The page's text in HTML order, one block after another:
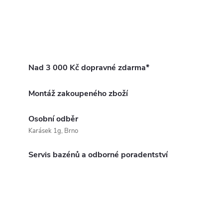
Nad 3 000 Kč dopravné zdarma*
Montáž zakoupeného zboží
Osobní odběr
Karásek 1g, Brno
Servis bazénů a odborné poradentství